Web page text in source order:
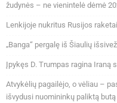
žudynės – ne vienintelė dėmė
Lenkijoje nukritus Rusijos
„Banga“ pergalę iš Šiaulių
Įpykęs D. Trumpas ragina Iraną
Atvykėlių pagailėjo, o vėliau –
išvydusi nuomininkų paliktą